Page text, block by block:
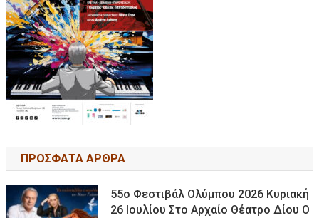
ΠΡΟΣΦΑΤΑ ΑΡΘΡΑ
55ο Φεστιβάλ Ολύμπου 2026 Κυριακή
26 Ιουλίου Στο Αρχαίο Θέατρο Δίου Ο